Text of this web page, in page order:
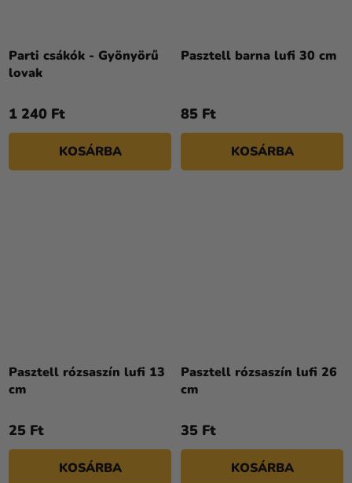
Parti csákók - Gyönyörű
lovak
1 240 Ft
KOSÁRBA
Pasztell barna lufi 30 cm
85 Ft
KOSÁRBA
Pasztell rózsaszín lufi 13
cm
termék
5,0
csillag.
25 Ft
KOSÁRBA
Pasztell rózsaszín lufi 26
cm
35 Ft
KOSÁRBA